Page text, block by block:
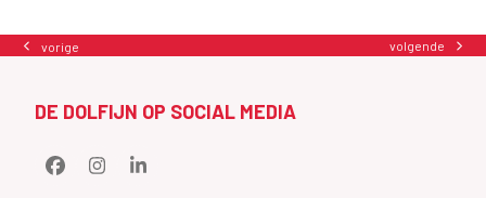
previous
vorige
next
volgende
DE DOLFIJN OP SOCIAL MEDIA
FacebookInstagramLinkedIn